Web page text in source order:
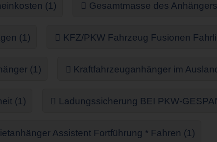
(1) Gesamtmasse des
(1) KFZ/PKW Fahrzeug Fusionen
(1) Kraftfahrzeuganhänger im
(1) Ladungssicherung BEI PKW-
Assistent Fortführung * Fahren (1)